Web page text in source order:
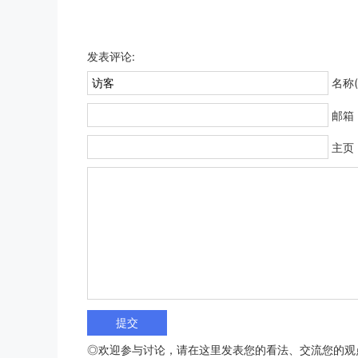
发表评论:
名称
邮箱
主页
◎欢迎参与讨论，请在这里发表您的看法、交流您的观